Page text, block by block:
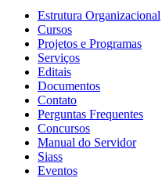
Estrutura Organizacional
Cursos
Projetos e Programas
Serviços
Editais
Documentos
Contato
Perguntas Frequentes
Concursos
Manual do Servidor
Siass
Eventos